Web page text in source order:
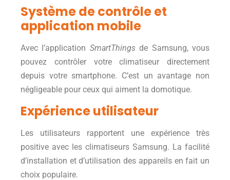
Système de contrôle et
application mobile
Avec l’application SmartThingsde Samsung, vous
pouvez contrôler votre climatiseur directement
depuis votre smartphone. C’est un avantage non
négligeable pour ceux qui aiment la domotique.
Expérience utilisateur
Les utilisateurs rapportent une expérience très
positive avec les climatiseurs Samsung. La facilité
d’installation et d’utilisation des appareils en fait un
choix populaire.